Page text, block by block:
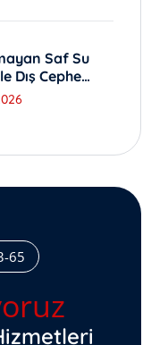
Saf Su
Dış Cephe
65